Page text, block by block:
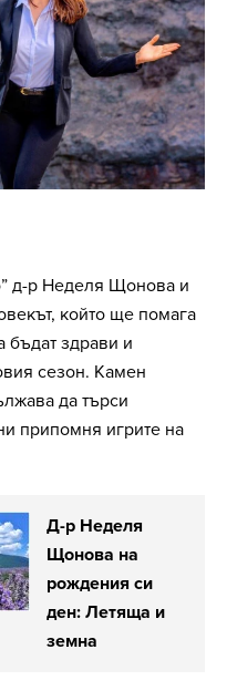
д-р Неделя Щонова и
който ще помага
бъдат здрави и
сезон. Камен
да търси
припомня игрите на
Д-р Неделя
Щонова на
рождения си
ден: Летяща и
земна